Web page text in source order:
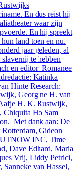
En dus reist hij
waar zijn
En hij spreekt
land toen en nu.
jaar geleden, al
te hebben
en editor: Romanee
Katinka
Hinte Research:
Georgine H. van
H. K. Rustwijk,
Chiquita Ho Sam
Met dank aan: De
Gideon
INC, Time
Dave Edhard, Maria
Vrij, Liddy Petrici,
van Hassel,